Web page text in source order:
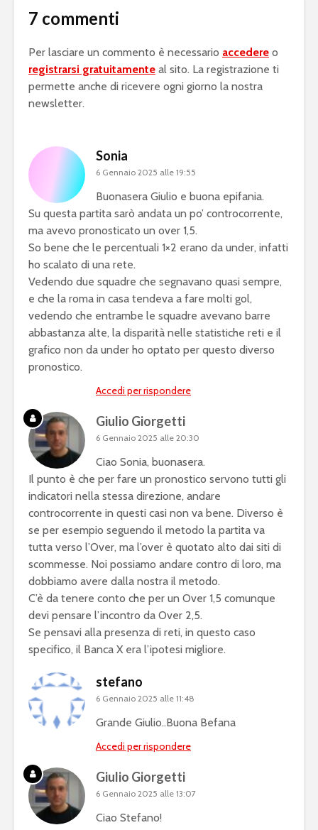
7 commenti
Per lasciare un commento è necessario accedere o
registrarsi gratuitamente al sito. La registrazione ti
permette anche di ricevere ogni giorno la nostra
newsletter.
Sonia
6 Gennaio 2025 alle 19:55
Buonasera Giulio e buona epifania.
Su questa partita sarò andata un po’ controcorrente,
ma avevo pronosticato un over 1,5.
So bene che le percentuali 1×2 erano da under, infatti
ho scalato di una rete.
Vedendo due squadre che segnavano quasi sempre,
e che la roma in casa tendeva a fare molti gol,
vedendo che entrambe le squadre avevano barre
abbastanza alte, la disparità nelle statistiche reti e il
grafico non da under ho optato per questo diverso
pronostico.
Accedi per rispondere
Giulio Giorgetti
6 Gennaio 2025 alle 20:30
Ciao Sonia, buonasera.
Il punto è che per fare un pronostico servono tutti gli
indicatori nella stessa direzione, andare
controcorrente in questi casi non va bene. Diverso è
se per esempio seguendo il metodo la partita va
tutta verso l’Over, ma l’over è quotato alto dai siti di
scommesse. Noi possiamo andare contro di loro, ma
dobbiamo avere dalla nostra il metodo.
C’è da tenere conto che per un Over 1,5 comunque
devi pensare l’incontro da Over 2,5.
Se pensavi alla presenza di reti, in questo caso
specifico, il Banca X era l’ipotesi migliore.
stefano
6 Gennaio 2025 alle 11:48
Grande Giulio..Buona Befana
Accedi per rispondere
Giulio Giorgetti
6 Gennaio 2025 alle 13:07
Ciao Stefano!